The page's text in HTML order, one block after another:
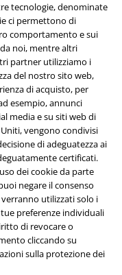
tecnologie, denominate
ci permettono di
comportamento e sui
noi, mentre altri
partner utilizziamo i
del nostro sito web,
di acquisto, per
esempio, annunci
media e su siti web di
vengono condivisi
di adeguatezza ai
certificati.
dei cookie da parte
negare il consenso
utilizzati solo i
preferenze individuali
di revocare o
cliccando su
sulla protezione dei
EMP!
Company